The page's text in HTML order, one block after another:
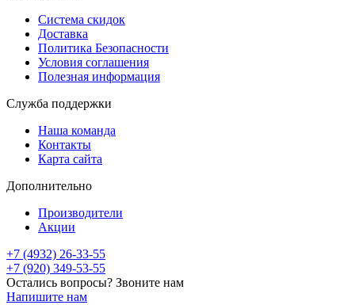
Система скидок
Доставка
Политика Безопасности
Условия соглашения
Полезная информация
Служба поддержки
Наша команда
Контакты
Карта сайта
Дополнительно
Производители
Акции
+7 (4932) 26-33-55
+7 (920) 349-53-55
Остались вопросы? Звоните нам
Напишите нам